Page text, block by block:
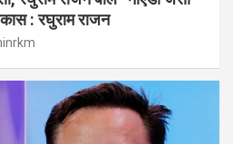
: रघुराम राजन